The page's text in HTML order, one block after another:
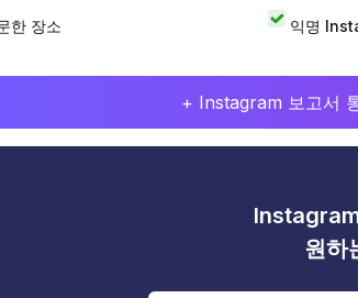
한 장소 익명
+ Instagram 보고서
원하